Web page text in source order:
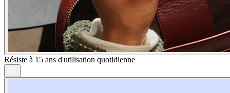
Résiste à 15 ans d'utilisation quotidienne